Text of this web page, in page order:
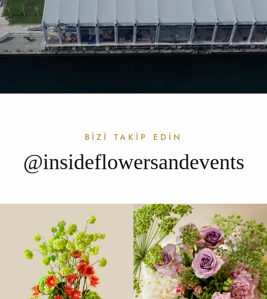
BİZİ TAKİP EDİN
@insideflowersandevents